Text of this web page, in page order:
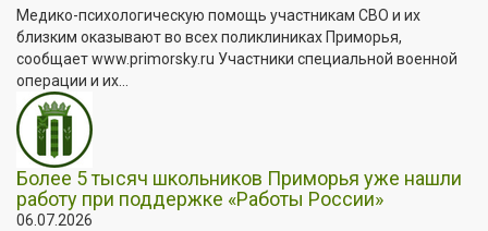
Медико-психологическую помощь участникам СВО и их
близким оказывают во всех поликлиниках Приморья,
сообщает www.primorsky.ru Участники специальной военной
операции и их...
Более 5 тысяч школьников Приморья уже нашли
работу при поддержке «Работы России»
06.07.2026